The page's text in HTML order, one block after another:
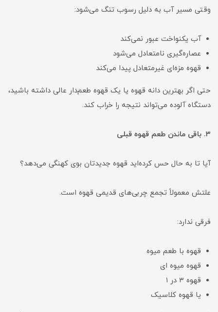
وقتی مسیر آب به دلیل رسوب تنگ می‌شود:
آب یکنواخت عبور نمی‌کند
عصاره‌گیری نامتعادل می‌شود
قهوه مزه‌ای غیرمتعادل پیدا می‌کند
حتی اگر بهترین دانه قهوه یا یک قهوه طعم‌دار عالی داشته باشید،
دستگاه آلوده می‌تواند نتیجه را خراب کند.
۳. باقی ماندن طعم قهوه قبلی
آیا تا به حال حس کرده‌اید قهوه جدیدتان بوی کهنگی می‌دهد؟
علتش معمولاً تجمع چربی‌های قدیمی قهوه است.
فرقی ندارد:
قهوه با طعم میوه
قهوه میوه ای
قهوه ۳ در ۱
یا قهوه کلاسیک